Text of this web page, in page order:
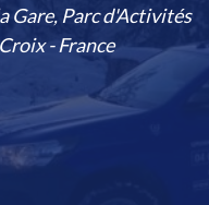
Gare, Parc d'Activités
- France